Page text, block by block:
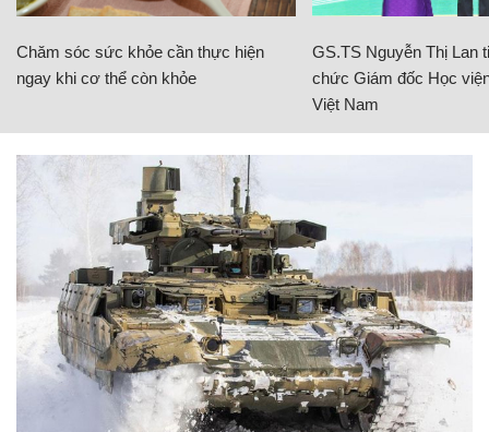
Chăm sóc sức khỏe cần thực hiện
ngay khi cơ thể còn khỏe
GS.TS Nguyễn Thị Lan
chức Giám đốc Học
Việt Nam